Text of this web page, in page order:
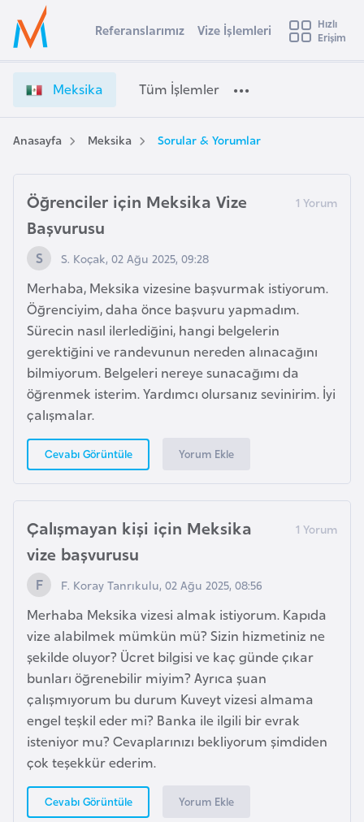
Ülke Seçimi
Başvuru yapmak istediğiniz ülkeyi seçin
Üye
Girişi
e
s
i
k
V
i
z
e
İ
l
e
m
l
e
r
i
e
Referanslarımız Vize İşlemleri
Hızlı
Erişim
Meksika Tüm İşlemler
Anasayfa Meksika Sorular & Yorumlar
Öğrenciler için Meksika Vize
Başvurusu
S. Koçak, 02 Ağu 2025, 09:28
Merhaba, Meksika vizesine başvurmak istiyorum.
Öğrenciyim, daha önce başvuru yapmadım.
Sürecin nasıl ilerlediğini, hangi belgelerin
gerektiğini ve randevunun nereden alınacağını
bilmiyorum. Belgeleri nereye sunacağımı da
öğrenmek isterim. Yardımcı olursanız sevinirim. İyi
çalışmalar.
Cevabı Görüntüle Yorum Ekle
Çalışmayan kişi için Meksika
vize başvurusu
F. Koray Tanrıkulu, 02 Ağu 2025, 08:56
Merhaba Meksika vizesi almak istiyorum. Kapıda
vize alabilmek mümkün mü? Sizin hizmetiniz ne
şekilde oluyor? Ücret bilgisi ve kaç günde çıkar
bunları öğrenebilir miyim? Ayrıca şuan
çalışmıyorum bu durum Kuveyt vizesi almama
engel teşkil eder mi? Banka ile ilgili bir evrak
isteniyor mu? Cevaplarınızı bekliyorum şimdiden
çok teşekkür ederim.
Cevabı Görüntüle Yorum Ekle
s
t
r
a
A
v
u
s
t
u
r
y
a
A
z
r
b
a
c
a
n
B
a
h
r
e
y
n